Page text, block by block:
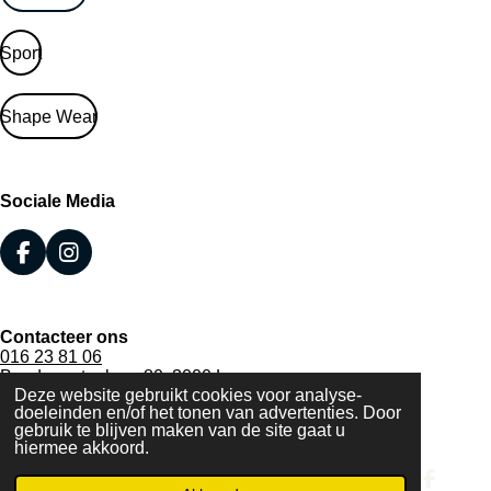
Deze website gebruikt cookies voor analyse-
doeleinden en/of het tonen van advertenties. Door
gebruik te blijven maken van de site gaat u
hiermee akkoord.
Sport
Shape Wear
Sociale Media
F
b
o
o
k
I
a
g
a
m
Contacteer ons
016 23 81 06
Bondgenotenlaan 80, 3000 Leuven
BTW BE 0472.349.121
© 2020 - 2026 Lingerie Elly
Powered byJouwWeb